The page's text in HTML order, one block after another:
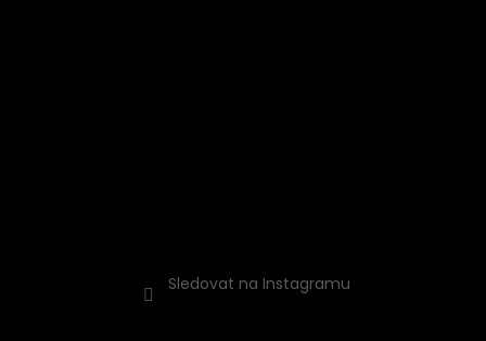
Sledovat na Instagramu